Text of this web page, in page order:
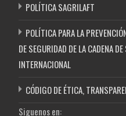
POLÍTICA SAGRILAFT
POLÍTICA PARA LA
DE SEGURIDAD DE LA CADENA
INTERNACIONAL
CÓDIGO DE ÉTICA,
Siguenos en: